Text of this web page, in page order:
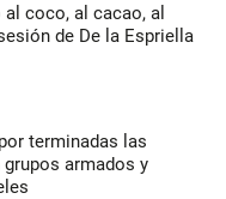
coco, al cacao, al
de De la Espriella
terminadas las
armados y